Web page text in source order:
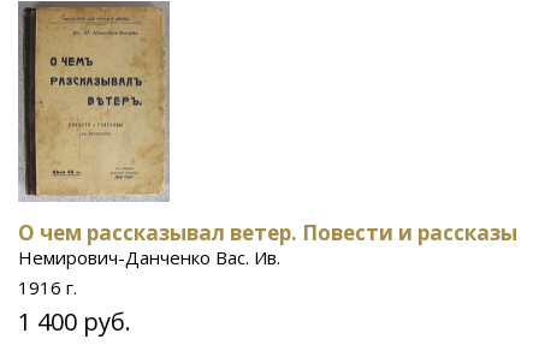
О чем рассказывал ветер. Повести и рассказы
Немирович-Данченко Вас. Ив.
1916 г.
1 400 руб.